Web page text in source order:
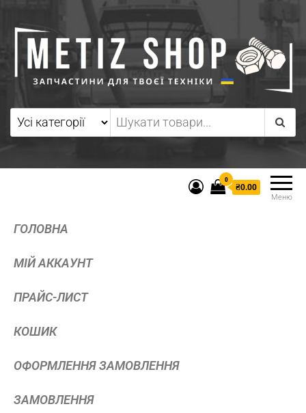
Меню
0
₴0.00
ГОЛОВНА
МІЙ АККАУНТ
ПРАЙС-ЛИСТ
КОШИК
ОФОРМЛЕННЯ ЗАМОВЛЕННЯ
ЗАМОВЛЕННЯ